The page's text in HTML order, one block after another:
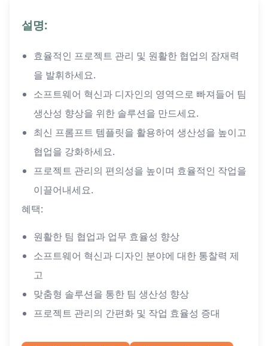
설명:
효율적인 프로젝트 관리 및 원활한 협업의 잠재력
을 발휘하세요.
소프트웨어 혁신과 디자인의 영역으로 빠져들어 팀
생산성 향상을 위한 솔루션을 만드세요.
최신 프롬프트 템플릿을 활용하여 생산성을 높이고
협업을 강화하세요.
프로젝트 관리의 편의성을 높이며 효율적인 작업을
이끌어내세요.
혜택:
원활한 팀 협업과 업무 효율성 향상
소프트웨어 혁신과 디자인 분야에 대한 통찰력 제
고
맞춤형 솔루션을 통한 팀 생산성 향상
프로젝트 관리의 간편화 및 작업 효율성 증대